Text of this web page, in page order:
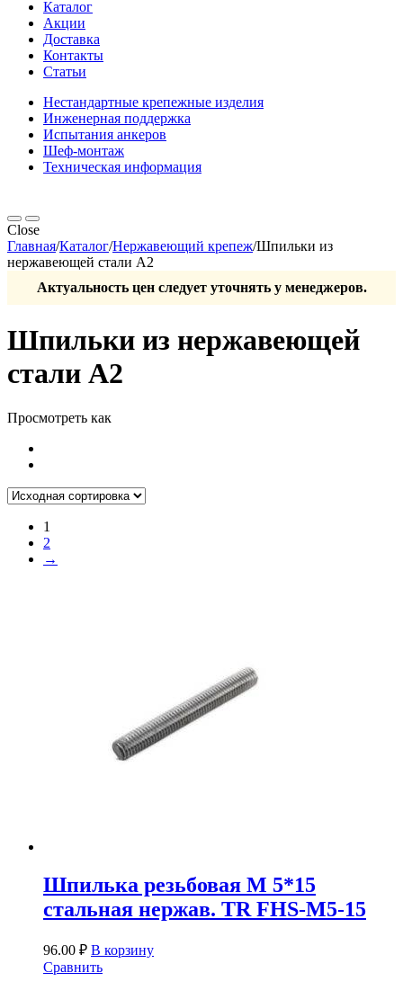
Каталог
Акции
Доставка
Контакты
Статьи
Нестандартные крепежные изделия
Инженерная поддержка
Испытания анкеров
Шеф-монтаж
Техническая информация
Close
Главная/Каталог/Нержавеющий крепеж/Шпильки из
нержавеющей стали A2
Актуальность цен следует уточнять у менеджеров.
Шпильки из нержавеющей
стали A2
Просмотреть как
1
2
→
Шпилька резьбовая М 5*15
стальная нержав. TR FHS-M5-15
96.00 ₽ В корзину
Сравнить